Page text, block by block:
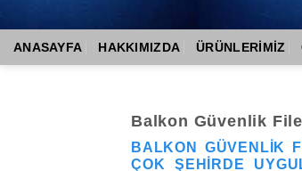
ANASAYFA HAKKIMIZDA ÜRÜNLERIMIZ
Balkon Güvenlik
BALKON GÜVENLIK
ÇOK ŞEHIRDE